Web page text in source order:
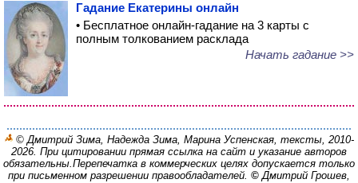
Гадание Екатерины онлайн
• Бесплатное онлайн-гадание на 3 карты с
полным толкованием расклада
Начать гадание >>
© Дмитрий Зима, Надежда Зима, Марина Успенская, тексты, 2010-
2026. При цитировании прямая ссылка на сайт и указание авторов
обязательны.Перепечатка в коммерческих целях допускается только
при письменном разрешении правообладателей. © Дмитрий Грошев,